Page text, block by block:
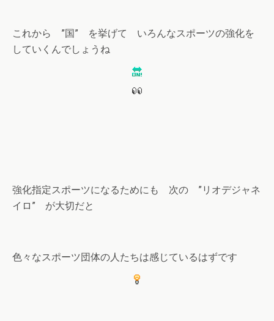
これから ”国” を挙げて いろんなスポーツの強化を
していくんでしょうね
強化指定スポーツになるためにも 次の ”リオデジャネ
イロ” が大切だと
色々なスポーツ団体の人たちは感じているはずです